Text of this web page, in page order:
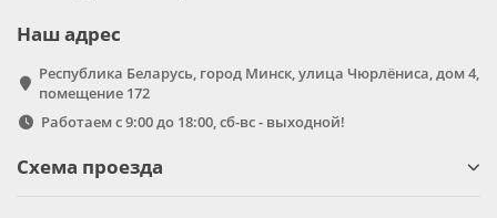
Наш адрес
Республика Беларусь, город Минск, улица Чюрлёниса, дом 4,
помещение 172
Работаем с 9:00 до 18:00, сб-вс - выходной!
Схема проезда